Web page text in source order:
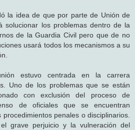
la idea de que por parte de Unión de
solucionar los problemas dentro de la
de la Guardia Civil pero que de no
usará todos los mecanismos a su
estuvo centrada en la carrera
Uno de los problemas que se están
con exclusión del proceso de
de oficiales que se encuentran
penales o disciplinarios.
grave perjuicio y la vulneración del